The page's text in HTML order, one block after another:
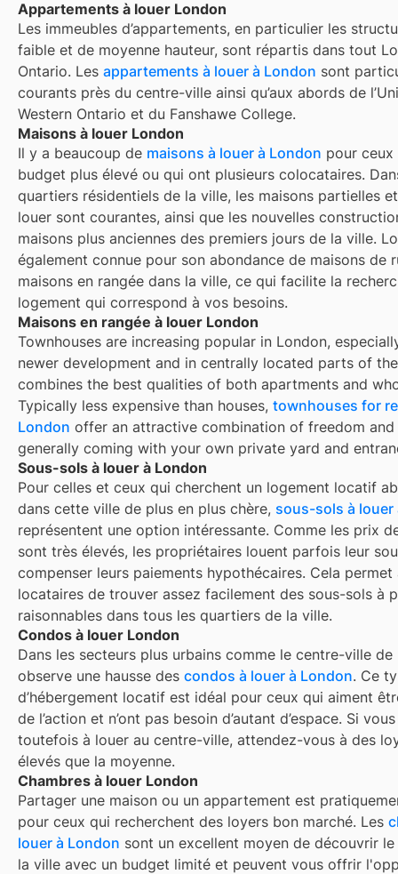
Appartements à louer London
Les immeubles d’appartements, en particulier les
faible et de moyenne hauteur, sont répartis dans tout
Ontario. Les appartements à louer à London sont
courants près du centre-ville ainsi qu’aux abords de
Western Ontario et du Fanshawe College.
Maisons à louer London
Il y a beaucoup de maisons à louer à London pour
budget plus élevé ou qui ont plusieurs colocataires.
quartiers résidentiels de la ville, les maisons partielles
louer sont courantes, ainsi que les nouvelles
maisons plus anciennes des premiers jours de la ville.
également connue pour son abondance de maisons de
maisons en rangée dans la ville, ce qui facilite la
logement qui correspond à vos besoins.
Maisons en rangée à louer London
Townhouses are increasing popular in London,
newer development and in centrally located parts of
combines the best qualities of both apartments and
Typically less expensive than houses, townhouses for
London offer an attractive combination of freedom and
generally coming with your own private yard and
Sous-sols à louer à London
Pour celles et ceux qui cherchent un logement locatif
dans cette ville de plus en plus chère, sous-sols à louer
représentent une option intéressante. Comme les prix
sont très élevés, les propriétaires louent parfois leur
compenser leurs paiements hypothécaires. Cela permet
locataires de trouver assez facilement des sous-sols à
raisonnables dans tous les quartiers de la ville.
Condos à louer London
Dans les secteurs plus urbains comme le centre-ville de
observe une hausse des condos à louer à London. Ce
d’hébergement locatif est idéal pour ceux qui aiment
de l’action et n’ont pas besoin d’autant d’espace. Si
toutefois à louer au centre-ville, attendez-vous à des
élevés que la moyenne.
Chambres à louer London
Partager une maison ou un appartement est
pour ceux qui recherchent des loyers bon marché. Les
louer à London sont un excellent moyen de découvrir
la ville avec un budget limité et peuvent vous offrir